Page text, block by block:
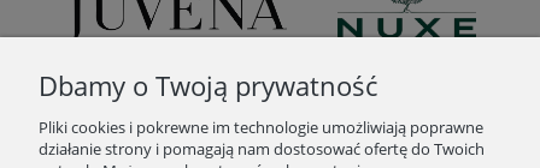
Dbamy o Twoją prywatność
Pliki cookies i pokrewne im technologie umożliwiają poprawne
działanie strony i pomagają nam dostosować ofertę do Twoich